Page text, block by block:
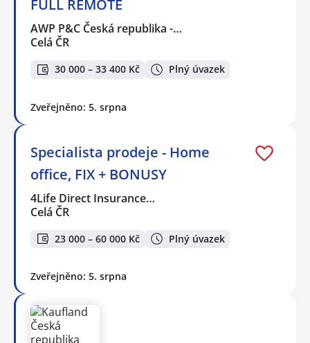
FULL REMOTE
AWP P&C Česká republika -…
Celá ČR
30 000 – 33 400 Kč Plný úvazek
Zveřejněno: 5. srpna
Specialista prodeje - Home
office, FIX + BONUSY
4Life Direct Insurance…
Celá ČR
23 000 – 60 000 Kč Plný úvazek
Zveřejněno: 5. srpna